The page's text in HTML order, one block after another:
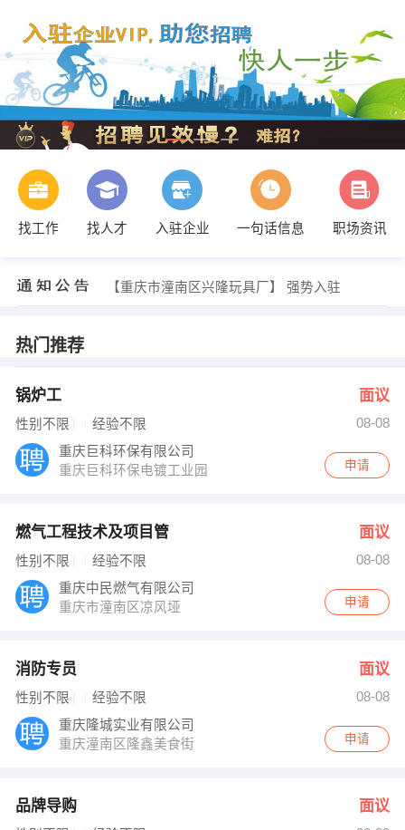
找工作 找人才 入驻企业 一句话信息 职场资讯
【重庆市潼南区兴隆玩具厂】 强势入驻
周女士 发布 [燃气工程技术及项目管 ] 招聘信息
段利华 发布 [品牌导购 ] 招聘信息
余先生 发布 [房产经纪人 ] 招聘信息
【重庆市潼南区兴隆玩具厂】 强势入驻
热门推荐
锅炉工 面议
性别不限 经验不限
08-08
重庆巨科环保有限公司
重庆巨科环保电镀工业园
申请
燃气工程技术及项目管 面议
性别不限 经验不限
08-08
重庆中民燃气有限公司
重庆市潼南区凉风垭
申请
消防专员 面议
性别不限 经验不限
08-08
重庆隆城实业有限公司
重庆潼南区隆鑫美食街
申请
品牌导购 面议